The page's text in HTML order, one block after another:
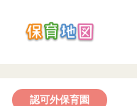
認可外保育園